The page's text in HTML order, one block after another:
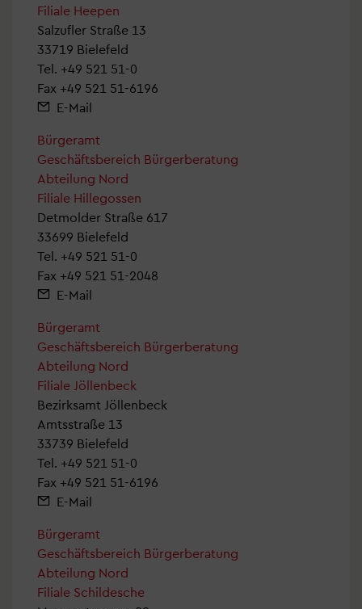
Filiale Heepen
Salzufler Straße 13
33719 Bielefeld
Tel. +49 521 51-0
Fax +49 521 51-6196
E-Mail
Bürgeramt
Geschäftsbereich Bürgerberatung
Abteilung Nord
Filiale Hillegossen
Detmolder Straße 617
33699 Bielefeld
Tel. +49 521 51-0
Fax +49 521 51-2048
E-Mail
Bürgeramt
Geschäftsbereich Bürgerberatung
Abteilung Nord
Filiale Jöllenbeck
Bezirksamt Jöllenbeck
Amtsstraße 13
33739 Bielefeld
Tel. +49 521 51-0
Fax +49 521 51-6196
E-Mail
Bürgeramt
Geschäftsbereich Bürgerberatung
Abteilung Nord
Filiale Schildesche